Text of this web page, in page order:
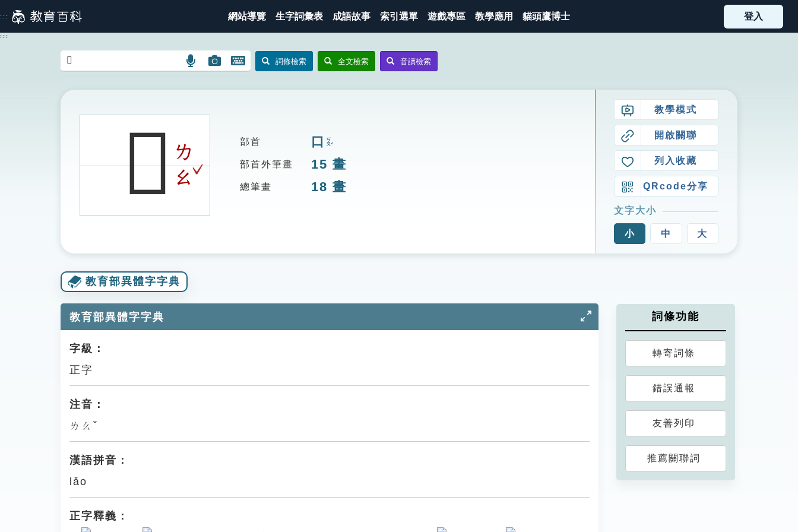
到
主
::: 網站導覽 生字詞彙表 成語故事 索引選單 遊戲專區 教學應用 貓頭鷹博士 登入
:::
語
搜
圖
圖
搜
開
鍵
詞條檢索 全文檢索 音讀檢索
𡂕ㄌ
ㄠ
ˇ
部首 口 ㄎㄡˇ
部首外筆畫 15 畫
總筆畫 18 畫
教學模式
開啟關聯
列入收藏
QRcode分享
文字大小
小 中 大
教育部異體字字典
教育部異體字字典
字級：
正字
注音：
ㄌㄠˇ
漢語拼音：
lǎo
正字釋義：
詞條功能
轉寄詞條
錯誤通報
友善列印
推薦關聯詞